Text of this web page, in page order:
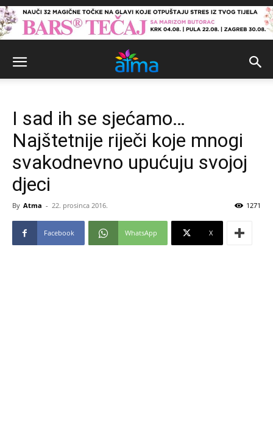
I sad ih se sjećamo…
Najštetnije riječi koje mnogi
svakodnevno upućuju svojoj
djeci
By Atma - 22. prosinca 2016. 1271
Facebook WhatsApp X